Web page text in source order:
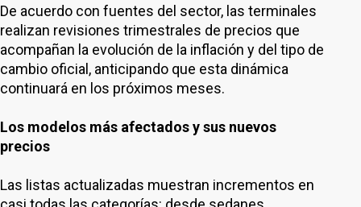
De acuerdo con fuentes del sector, las terminales
realizan revisiones trimestrales de precios que
acompañan la evolución de la inflación y del tipo de
cambio oficial, anticipando que esta dinámica
continuará en los próximos meses.
Los modelos más afectados y sus nuevos
precios
Las listas actualizadas muestran incrementos en